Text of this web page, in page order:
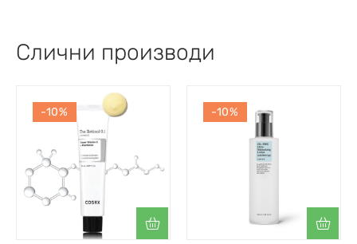
Слични производи
-10% -10%